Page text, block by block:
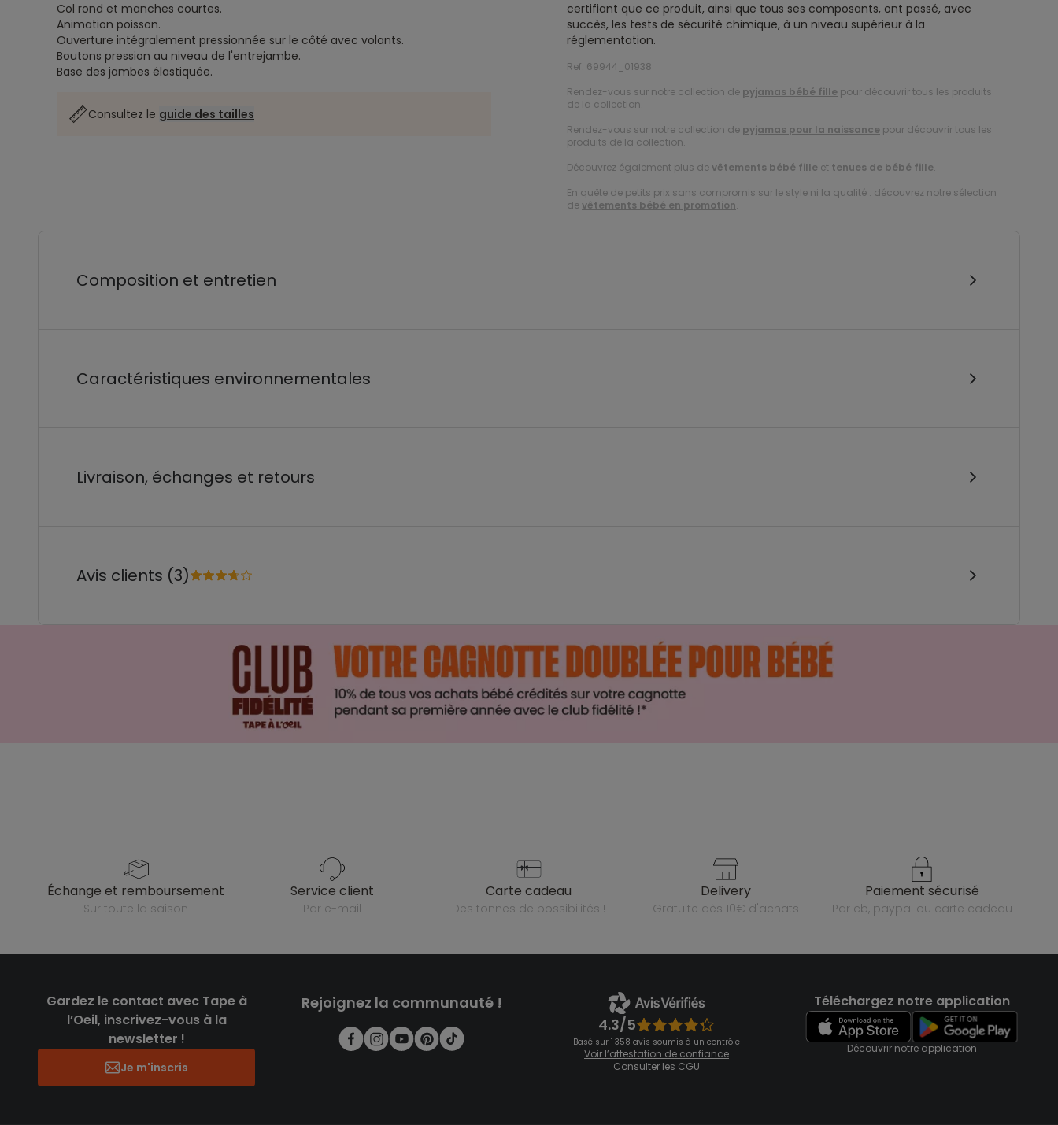
Col rond et manches courtes.
Animation poisson.
Ouverture intégralement pressionnée sur le côté avec volants.
Boutons pression au niveau de l'entrejambe.
Base des jambes élastiquée.
Consultez le guide des tailles
certifiant que ce produit, ainsi que tous ses composants, ont passé, avec
succès, les tests de sécurité chimique, à un niveau supérieur à la
réglementation.
Ref. 69944_01938
Rendez-vous sur notre collection de pyjamas bébé fille pour découvrir tous les produits
de la collection.
Rendez-vous sur notre collection de pyjamas pour la naissance pour découvrir tous les
produits de la collection.
Découvrez également plus devêtements bébé fille et tenues de bébé fille.
En quête de petits prix sans compromis sur le style ni la qualité : découvrez notre sélection
devêtements bébé en promotion.
Composition et entretien
Caractéristiques environnementales
Livraison, échanges et retours
Avis clients (3)
échange et remboursement
sur toute la saison
service client
par e-mail
carte cadeau
des tonnes de possibilités !
delivery
gratuite dès 10€ d'achats
paiement sécurisé
par cb, paypal ou carte cadeau
Gardez le contact avec Tape à
l’Oeil, inscrivez-vous à la
newsletter !
Je m'inscris
Rejoignez la communauté !
4.3/5
Basé sur 1 358 avis soumis à un contrôle
Voir l’attestation de confiance
Consulter les CGU
Téléchargez notre application
Découvrir notre application